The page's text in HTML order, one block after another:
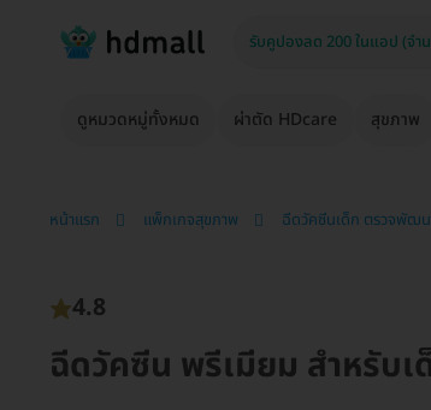
ดูหมวดหมู่ทั้งหมด ผ่าตัด HDcare สุขภาพ
หน้าแรก แพ็กเกจสุขภาพ ฉีดวัคซีนเด็ก ตรวจพัฒน
4.8
ฉีดวัคซีน พรีเมียม สำหรับเ